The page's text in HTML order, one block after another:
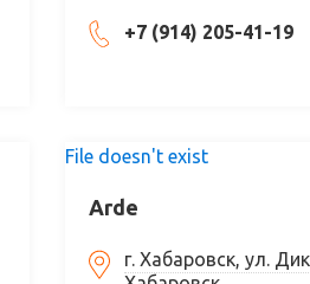
+7 (914) 205-41-19
File doesn't exist
Arde
г. Хабаровск, ул.